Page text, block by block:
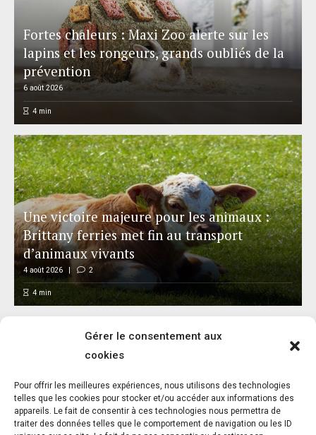
Gérer le consentement aux
cookies
Pour offrir les meilleures expériences, nous utilisons des technologies
telles que les cookies pour stocker et/ou accéder aux informations des
appareils. Le fait de consentir à ces technologies nous permettra de
traiter des données telles que le comportement de navigation ou les ID
Fortes chaleurs : Maxi Zoo alerte sur les
lapins et les rongeurs, grands oubliés de la
prévention
6 août 2026
4min
Une victoire majeure pour les animaux :
Brittany ferries met fin au transport
d’animaux vivants
4 août 2026 2
4min
Corridas à Béziers : plus de 100 000 € de